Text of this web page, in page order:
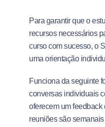
Para garantir que o
recursos necessários
curso com sucesso, o
uma orientação
Funciona da seguinte
conversas individuais
oferecem um
reuniões são